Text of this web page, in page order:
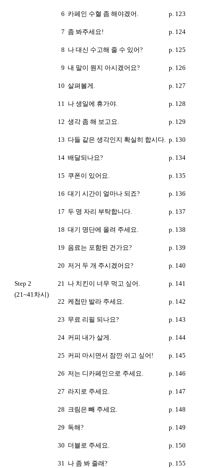
6 카페인 수혈 좀 해야겠어. p. 123
7 좀 봐주세요! p. 124
8 나 대신 수고해 줄 수 있어? p. 125
9 내 말이 뭔지 아시겠어요? p. 126
10 살펴볼게. p. 127
11 나 생일에 휴가야. p. 128
12 생각 좀 해 보고요. p. 129
13 다들 같은 생각인지 확실히 합시다. p. 130
14 배달되나요? p. 134
15 쿠폰이 있어요. p. 135
16 대기 시간이 얼마나 되죠? p. 136
17 두 명 자리 부탁합니다. p. 137
18 대기 명단에 올려 주세요. p. 138
19 음료는 포함된 건가요? p. 139
20 저거 두 개 주시겠어요? p. 140
Step 2
(21~41차시)
21 나 치킨이 너무 먹고 싶어. p. 141
22 케첩만 발라 주세요. p. 142
23 무료 리필 되나요? p. 143
24 커피 내가 살게. p. 144
25 커피 마시면서 잠깐 쉬고 싶어! p. 145
26 저는 디카페인으로 주세요. p. 146
27 라지로 주세요. p. 147
28 크림은 빼 주세요. p. 148
29 독해? p. 149
30 더블로 주세요. p. 150
31 나 좀 봐 줄래? p. 155